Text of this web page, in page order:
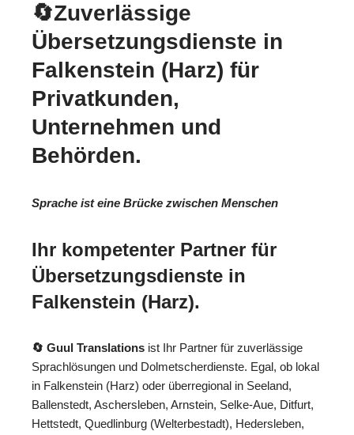
🔄Zuverlässige
Übersetzungsdienste in
Falkenstein (Harz) für
Privatkunden,
Unternehmen und
Behörden.
Sprache ist eine Brücke zwischen Menschen
Ihr kompetenter Partner für
Übersetzungsdienste in
Falkenstein (Harz).
🔄 Guul Translations ist Ihr Partner für zuverlässige
Sprachlösungen und Dolmetscherdienste. Egal, ob lokal
in Falkenstein (Harz) oder überregional in Seeland,
Ballenstedt, Aschersleben, Arnstein, Selke-Aue, Ditfurt,
Hettstedt, Quedlinburg (Welterbestadt), Hedersleben,